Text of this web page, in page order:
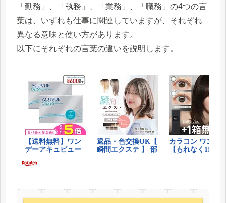
「勤務」、「執務」、「業務」、「職務」の4つの言
葉は、いずれも仕事に関連していますが、それぞれ
異なる意味と使い方があります。
以下にそれぞれの言葉の違いを説明します。